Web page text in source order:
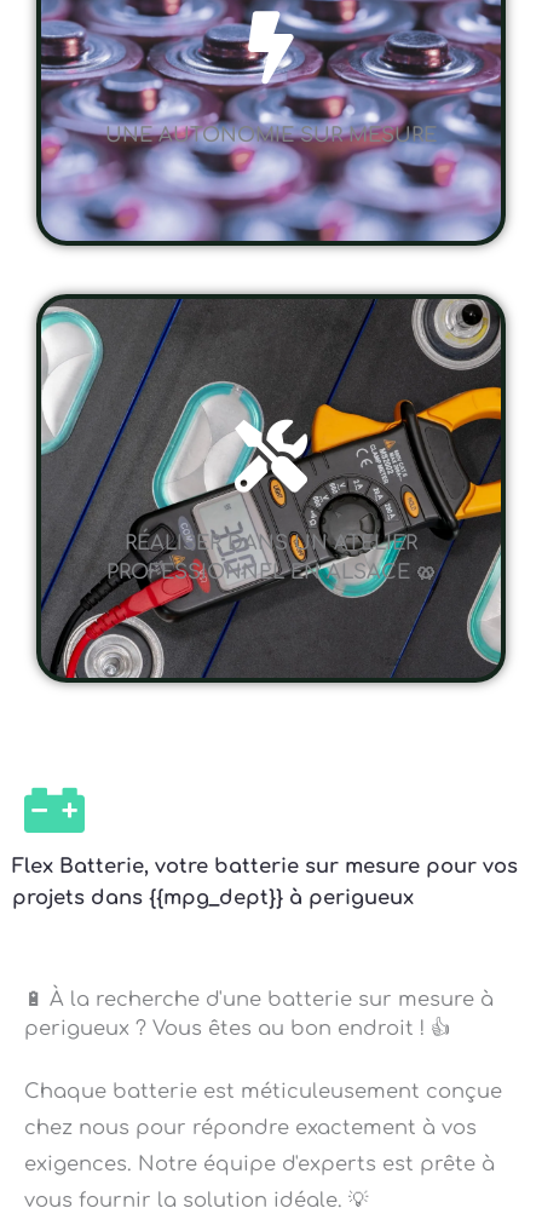
UNE AUTONOMIE SUR MESURE
RÉALISER DANS UN ATELIER
PROFESSIONNEL EN ALSACE 🥨
Flex Batterie, votre batterie sur mesure pour vos
projets dans {{mpg_dept}} à perigueux
perigueux ? Vous êtes au bon endroit ! 👍
chez nous pour répondre exactement à vos
exigences. Notre équipe d'experts est prête à
vous fournir la solution idéale. 💡
La qualité est notre priorité absolue ! Nos